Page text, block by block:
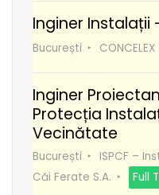
Inginer Instalații
București CONCELEX
Inginer
Protecția
Vecinătate
București
ISPCF –
Căi Ferate S.A.
Full